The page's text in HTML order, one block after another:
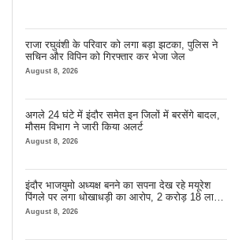
राजा रघुवंशी के परिवार को लगा बड़ा झटका, पुलिस ने
सचिन और विपिन को गिरफ्तार कर भेजा जेल
August 8, 2026
अगले 24 घंटे में इंदौर समेत इन जिलों में बरसेंगे बादल,
मौसम विभाग ने जारी किया अलर्ट
August 8, 2026
इंदौर भाजयुमो अध्यक्ष बनने का सपना देख रहे मयूरेश
पिंगले पर लगा धोखाधड़ी का आरोप, 2 करोड़ 18 लाख
लेने के बाद भी नहीं दिया जमीन का कब्जा
August 8, 2026